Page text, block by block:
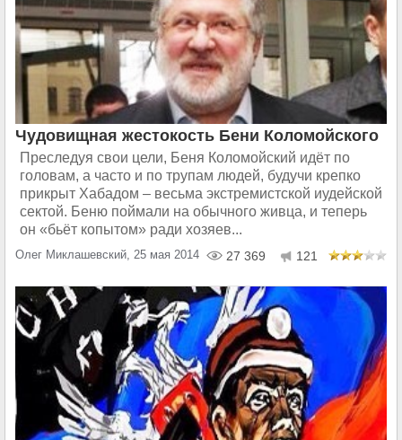
Чудовищная жестокость Бени Коломойского
Преследуя свои цели, Беня Коломойский идёт по
головам, а часто и по трупам людей, будучи крепко
прикрыт Хабадом – весьма экстремистской иудейской
сектой. Беню поймали на обычного живца, и теперь
он «бьёт копытом» ради хозяев...
Олег Миклашевский, 25 мая 2014 27 369 121